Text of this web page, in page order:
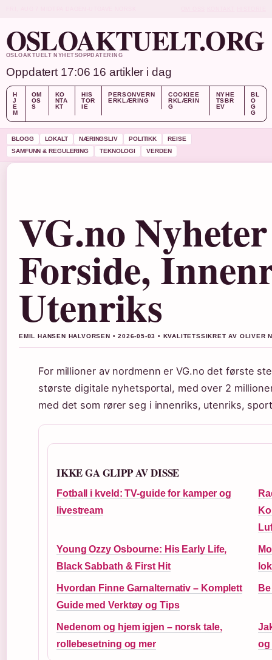
OSLOAKTUELT.ORG
OSLOAKTUELT NYHETSOPPDATERING
Oppdatert 17:06 16 artikler i dag
H
J
E
M
OM
OS
S
KO
NTA
KT
HIS
TOR
IE
PERSONVERN
ERKLÆRING
COOKIEE
RKLÆRIN
G
NYHE
TSBR
EV
BL
O
G
G
BLOGG LOKALT NÆRINGSLIV POLITIKK
REISE
SAMFUNN & REGULERING
TEKNOLOGI VERDEN
VG.no
Forside,
Utenriks
EMIL HANSEN HALVORSEN • 2026-05-03 • KVALITETSSIKRET AV OLIVER
For millioner av nordmenn er VG.no det første
største digitale nyhetsportal, med over 2
med det som rører seg i innenriks, utenriks,
IKKE GA GLIPP AV DISSE
Fotball i kveld: TV-guide for kamper og
livestream
Young Ozzy Osbourne: His Early Life,
Black Sabbath & First Hit
Hvordan Finne Garnalternativ – Komplett
Guide med Verktøy og Tips
Nedenom og hjem igjen – norsk tale,
rollebesetning og mer
og